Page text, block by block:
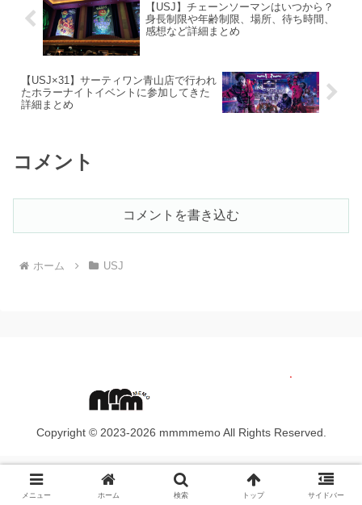
【USJ】チェーンソーマンはいつから？
身長制限や年齢制限、場所、待ち時間、
感想など詳細まとめ
【USJ×31】サーティワン青山店で行われ
たホラーナイトイベントに参加してきた
詳細まとめ
コメント
コメントを書き込む
ホーム USJ
Copyright © 2023-2026 mmmmemo All Rights Reserved.
メニュー ホーム 検索 トップ サイドバー